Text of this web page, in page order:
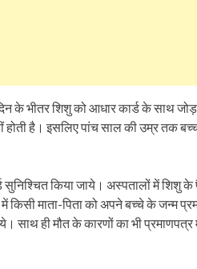
के भीतर शिशु को आधार कार्ड के साथ
होती है। इसलिए पांच साल की उम्र तक
किया जाये। अस्पतालों में शिशु के
किसी माता-पिता को अपने बच्चे के जन्म
साथ ही मौत के कारणों का भी